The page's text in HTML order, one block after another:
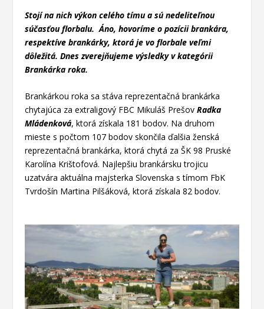
Stojí na nich výkon celého tímu a sú nedeliteľnou
súčasťou florbalu. Áno, hovoríme o pozícii brankára,
respektíve brankárky, ktorá je vo florbale veľmi
dôležitá. Dnes zverejňujeme výsledky v kategórii
Brankárka roka.
Brankárkou roka sa stáva reprezentačná brankárka
chytajúca za extraligový FBC Mikuláš PrešovRadka
Mládenková, ktorá získala 181 bodov. Na druhom
mieste s počtom 107 bodov skončila ďalšia ženská
reprezentačná brankárka, ktorá chytá za ŠK 98 Pruské
Karolína Krištofová. Najlepšiu brankársku trojicu
uzatvára aktuálna majsterka Slovenska s tímom FbK
Tvrdošín Martina Pilšáková, ktorá získala 82 bodov.